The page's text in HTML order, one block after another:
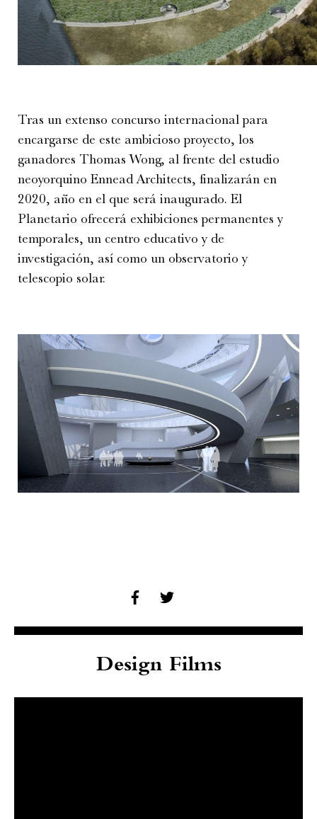
Tras un extenso concurso internacional para
encargarse de este ambicioso proyecto, los
ganadores Thomas Wong, al frente del estudio
neoyorquino Ennead Architects, finalizarán en
2020, año en el que será inaugurado. El
Planetario ofrecerá exhibiciones permanentes y
temporales, un centro educativo y de
investigación, así como un observatorio y
telescopio solar.
Design Films